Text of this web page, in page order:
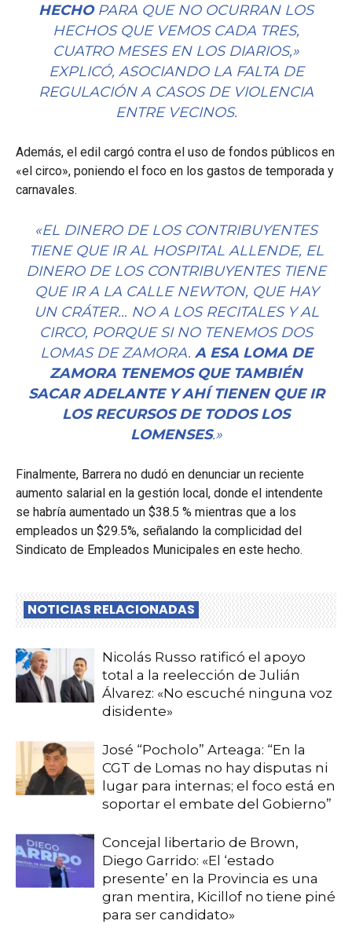
HECHOPARA QUE NO OCURRAN LOS
HECHOS QUE VEMOS CADA TRES,
CUATRO MESES EN LOS DIARIOS,»
EXPLICÓ, ASOCIANDO LA FALTA DE
REGULACIÓN A CASOS DE VIOLENCIA
ENTRE VECINOS.
Además, el edil cargó contra el uso de fondos públicos en
«el circo», poniendo el foco en los gastos de temporada y
carnavales.
«EL DINERO DE LOS CONTRIBUYENTES
TIENE QUE IR AL HOSPITAL ALLENDE, EL
DINERO DE LOS CONTRIBUYENTES TIENE
QUE IR A LA CALLE NEWTON, QUE HAY
UN CRÁTER… NO A LOS RECITALES Y AL
CIRCO, PORQUE SI NO TENEMOS DOS
LOMAS DE ZAMORA. A ESA LOMA DE
ZAMORA TENEMOS QUE TAMBIÉN
SACAR ADELANTE Y AHÍ TIENEN QUE IR
LOS RECURSOS DE TODOS LOS
LOMENSES.»
Finalmente, Barrera no dudó en denunciar un reciente
aumento salarial en la gestión local, donde el intendente
se habría aumentado un $38.5 % mientras que a los
empleados un $29.5%, señalando la complicidad del
Sindicato de Empleados Municipales en este hecho.
NOTICIAS RELACIONADAS
Nicolás Russo ratificó el apoyo
total a la reelección de Julián
Álvarez: «No escuché ninguna voz
disidente»
José “Pocholo” Arteaga: “En la
CGT de Lomas no hay disputas ni
lugar para internas; el foco está en
soportar el embate del Gobierno”
Concejal libertario de Brown,
Diego Garrido: «El ‘estado
presente’ en la Provincia es una
gran mentira, Kicillof no tiene piné
para ser candidato»